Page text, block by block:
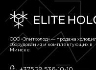
ООО «Элитхолод» ― продажа
оборудования и комплектующих в
Минске